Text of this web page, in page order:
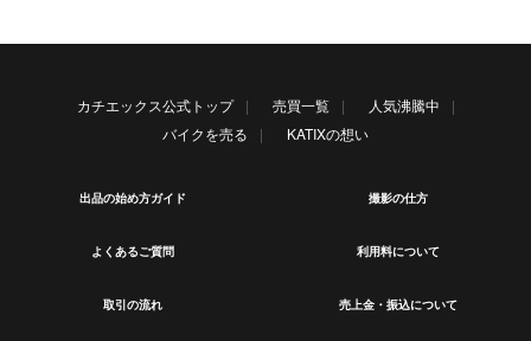
カチエックス公式トップ 売買一覧
人気沸騰中
バイクを売る
KATIXの想い
出品の始め方ガイド 撮影の仕方
よくあるご質問 利用料について
取引の流れ 売上金・振込について